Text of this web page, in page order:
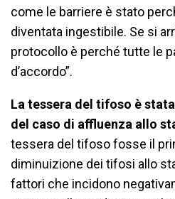
come le barriere è stato
diventata ingestibile. Se si
protocollo è perché tutte le
d’accordo”.
La tessera del tifoso è
del caso di affluenza allo
tessera del tifoso fosse il
diminuizione dei tifosi allo
fattori che incidono